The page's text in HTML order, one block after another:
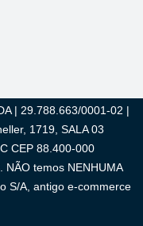
| 29.788.663/0001-02 |
1719, SALA 03
CEP 88.400-000
NÃO temos NENHUMA
S/A, antigo e-commerce